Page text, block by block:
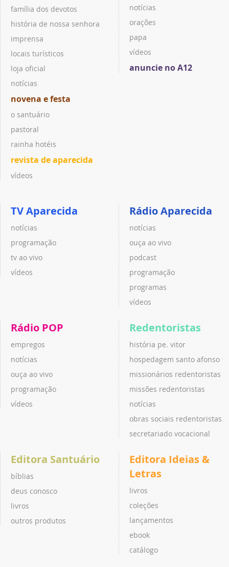
família dos devotos
história de nossa senhora
imprensa
locais turísticos
loja oficial
notícias
novena e festa
o santuário
pastoral
rainha hotéis
revista de aparecida
vídeos
notícias
orações
papa
vídeos
anuncie no A12
TV Aparecida
notícias
programação
tv ao vivo
vídeos
Rádio Aparecida
notícias
ouça ao vivo
podcast
programação
programas
vídeos
Rádio POP
empregos
notícias
ouça ao vivo
programação
vídeos
Redentoristas
história pe. vitor
hospedagem santo afonso
missionários redentoristas
missões redentoristas
notícias
obras sociais redentoristas
secretariado vocacional
Editora Santuário
bíblias
deus conosco
livros
outros produtos
Editora Ideias &
Letras
livros
coleções
lançamentos
ebook
catálogo